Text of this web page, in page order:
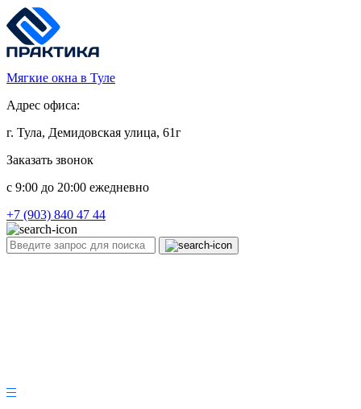
Мягкие окна в Туле
Адрес офиса:
г. Тула, Демидовская улица, 61г
Заказать звонок
c 9:00 до 20:00 ежедневно
+7 (903) 840 47 44